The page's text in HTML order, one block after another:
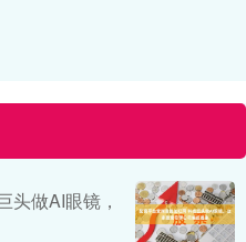
头做AI眼镜，